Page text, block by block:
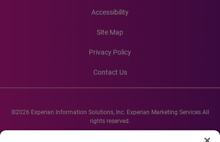
Accessibility
Site Map
Privacy Policy
Contact Us
©2026 Experian Information Solutions, Inc. Experian Marketing Services All
rights reserved.
Experian and the Experian marks used herein are service marks or registered